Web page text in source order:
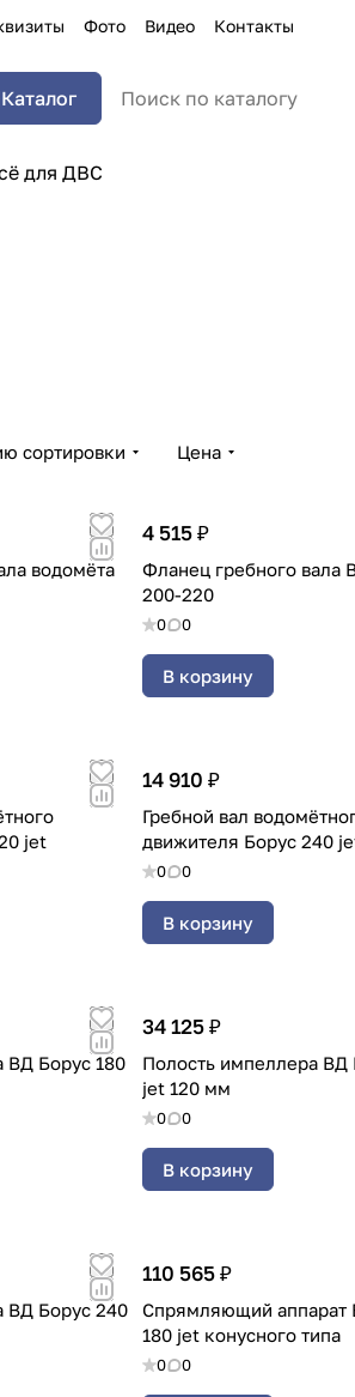
Фото Видео Контакты
Каталог
для ДВС
сортировки Цена
водомёта
4 515 ₽
Фланец гребного вала
200-220
0 0
В корзину
jet
14 910 ₽
Гребной вал
движителя Борус 240
0 0
В корзину
ВД Борус 180
34 125 ₽
Полость импеллера ВД
jet 120 мм
0 0
В корзину
ВД Борус 240
110 565 ₽
Спрямляющий аппарат
180 jet конусного типа
0 0